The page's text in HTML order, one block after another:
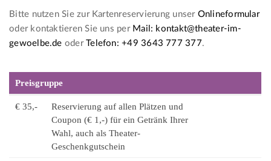
Bitte nutzen Sie zur Kartenreservierung unser Onlineformular
oder kontaktieren Sie uns per Mail: kontakt@theater-im-
gewoelbe.de oderTelefon: +49 3643 777 377.
Preisgruppe
€ 35,-
Reservierung auf allen Plätzen und
Coupon (€ 1,-) für ein Getränk Ihrer
Wahl, auch als Theater-
Geschenkgutschein